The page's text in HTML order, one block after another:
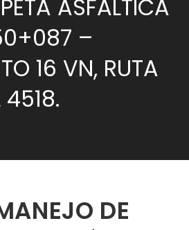
ASFÁLTICA
–
16 VN, RUTA
DE